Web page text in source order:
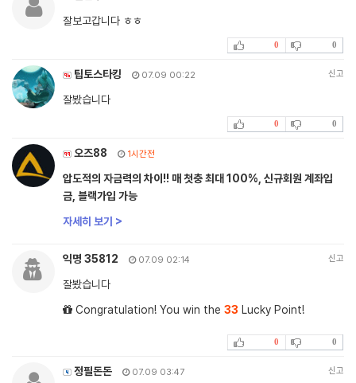
잘보고갑니다 ㅎㅎ
0 0
팁토스타킹 07.09 00:22 신고
잘봤습니다
0 0
오즈88 1시간전
압도적의 자금력의 차이!! 매 첫충 최대 100%, 신규회원 계좌입
금, 블랙가입 가능
자세히 보기 >
익명 35812 07.09 02:14 신고
잘봤습니다
Congratulation! You win the 33 Lucky Point!
0 0
정필돈돈 07.09 03:47 신고